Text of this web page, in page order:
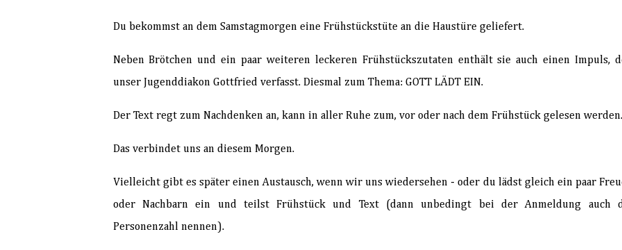
Du bekommst an dem Samstagmorgen eine Frühstückstüte an die Haustüre geliefert.
Neben Brötchen und ein paar weiteren leckeren Frühstückszutaten enthält sie auch einen Impuls,
unser Jugenddiakon Gottfried verfasst. Diesmal zum Thema: GOTT LÄDT EIN.
Der Text regt zum Nachdenken an, kann in aller Ruhe zum, vor oder nach dem Frühstück gelesen
Das verbindet uns an diesem Morgen.
Vielleicht gibt es später einen Austausch, wenn wir uns wiedersehen - oder du lädst gleich ein paar
oder Nachbarn ein und teilst Frühstück und Text (dann unbedingt bei der Anmeldung auch
Personenzahl nennen).